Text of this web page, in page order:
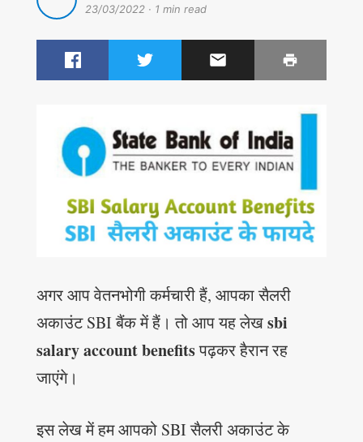
23/03/2022· 1 min read
अगर आप वेतनभोगी कर्मचारी हैं, आपका सैलरी
अकाउंट SBI बैंक में हैं। तो आप यह लेखsbi
salary account benefitsपढ़कर हैरान रह
जाएंगे।
इस लेख में हम आपको SBI सैलरी अकाउंट के